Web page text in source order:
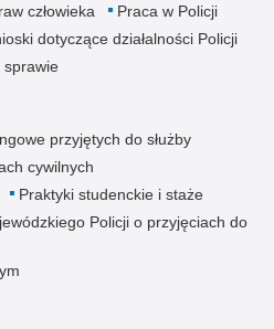
człowieka
Praca w Policji
dotyczące działalności Policji
sprawie
przyjętych do służby
cywilnych
Praktyki studenckie i staże
Policji o przyjęciach do